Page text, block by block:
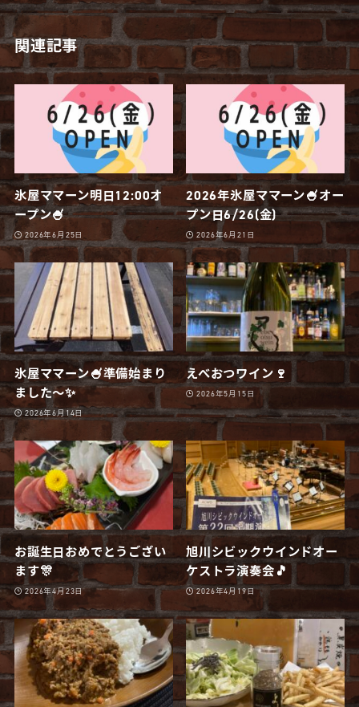
関連記事
氷屋ママーン明日12:00オ
ープン🍧
2026年6月25日
2026年氷屋ママーン🍧オー
プン日6/26(金)
2026年6月21日
氷屋ママーン🍧準備始まり
ました〜✨
2026年6月14日
えべおつワイン🍷
2026年5月15日
お誕生日おめでとうござい
ます🎊
2026年4月23日
旭川シビックウインドオー
ケストラ演奏会🎵
2026年4月19日